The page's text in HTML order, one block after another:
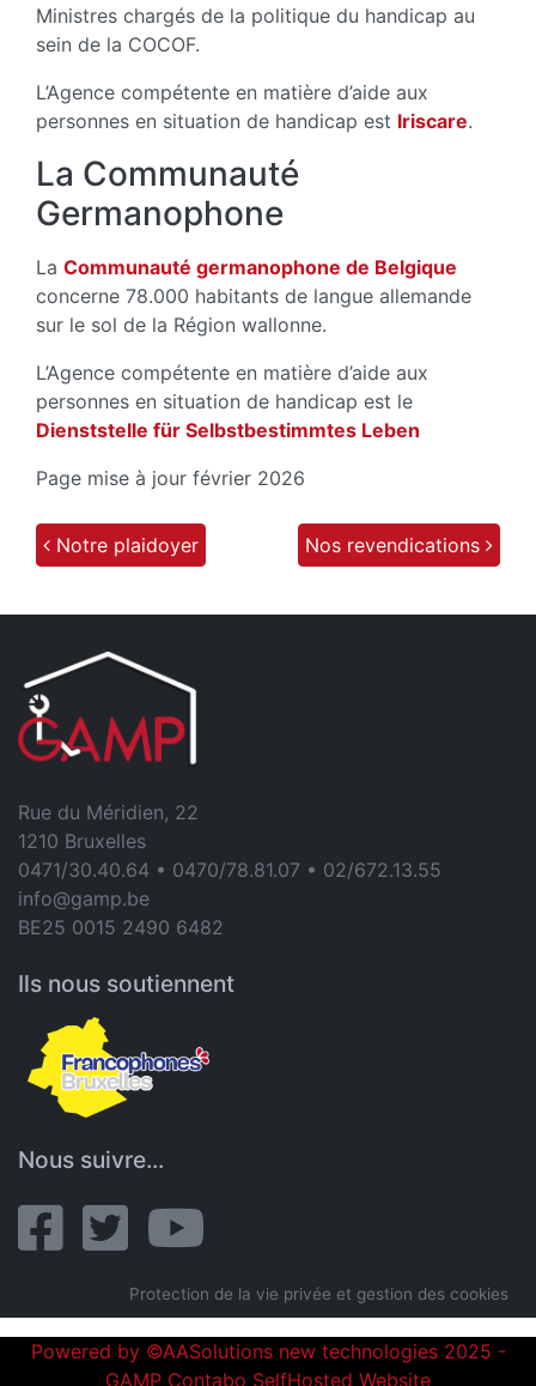
Ministres chargés de la politique du handicap au
sein de la COCOF.
L’Agence compétente en matière d’aide aux
personnes en situation de handicap est Iriscare.
La Communauté
Germanophone
La Communauté germanophone de Belgique
concerne 78.000 habitants de langue allemande
sur le sol de la Région wallonne.
L’Agence compétente en matière d’aide aux
personnes en situation de handicap est le
Dienststelle für Selbstbestimmtes Leben
Page mise à jour février 2026
Notre plaidoyer Nos revendications
Rue du Méridien, 22
1210 Bruxelles
0471/30.40.64 • 0470/78.81.07 • 02/672.13.55
info@gamp.be
BE25 0015 2490 6482
Ils nous soutiennent
Nous suivre...
Protection de la vie privée et gestion des cookies
Powered by ©AASolutions new technologies 2025 -
GAMP Contabo SelfHosted Website